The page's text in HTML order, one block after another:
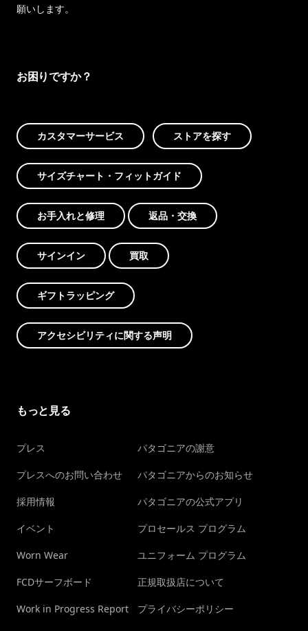
願いします。
お困りですか？
カスタマーサービス ストアを探す
サイズチャート・フィットガイド
お手入れと修理 返品・交換
サインイン 買取
ギフトラッピング
アクセシビリティに関する声明
もっと見る
プレス
プレスへのお問い合わせ
採用情報
イベント
Worn Wear
FCDサーフボード
Work in Progress Report
パタゴニアの謝意
パタゴニアからのお知らせ
パタゴニアの公式アプリ
プロセールス プログラム
ユニフォーム プログラム
正規取扱店について
プライバシーポリシー